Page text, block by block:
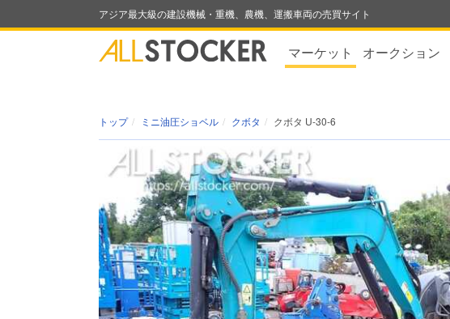
アジア最大級の建設機械・重機、農機、運搬車両の売買サイト
マーケット オークション
トップ ミニ油圧ショベル クボタ クボタ U-30-6